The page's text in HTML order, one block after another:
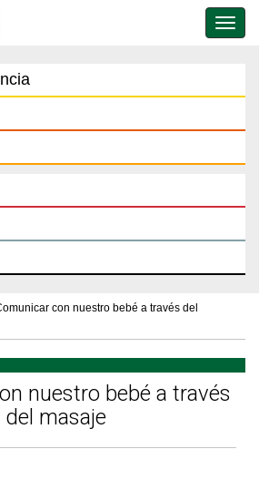
de
con nuestro bebé a través del
nuestro bebé a través
del masaje